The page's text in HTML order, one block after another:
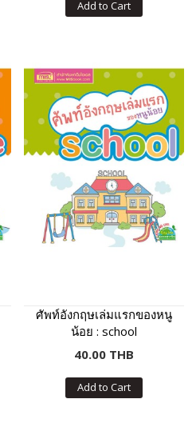
Add to Cart
ศัพท์อังกฤษเล่มแรกของหนู
น้อย : school
40.00 THB
Add to Cart